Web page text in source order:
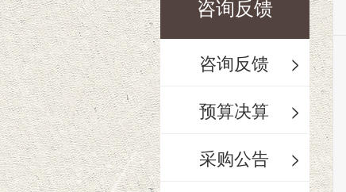
咨询反馈
咨询反馈
>
预算决算
>
采购公告
>